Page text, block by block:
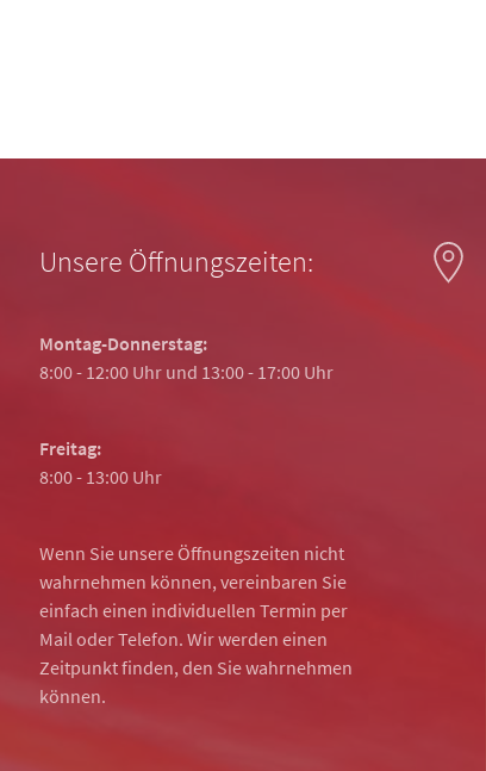
Unsere Öffnungszeiten:
Montag-Donnerstag:
8:00 - 12:00 Uhr und 13:00 - 17:00 Uhr
Freitag:
8:00 - 13:00 Uhr
Wenn Sie unsere Öffnungszeiten nicht
wahrnehmen können, vereinbaren Sie
einfach einen individuellen Termin per
Mail oder Telefon. Wir werden einen
Zeitpunkt finden, den Sie wahrnehmen
können.